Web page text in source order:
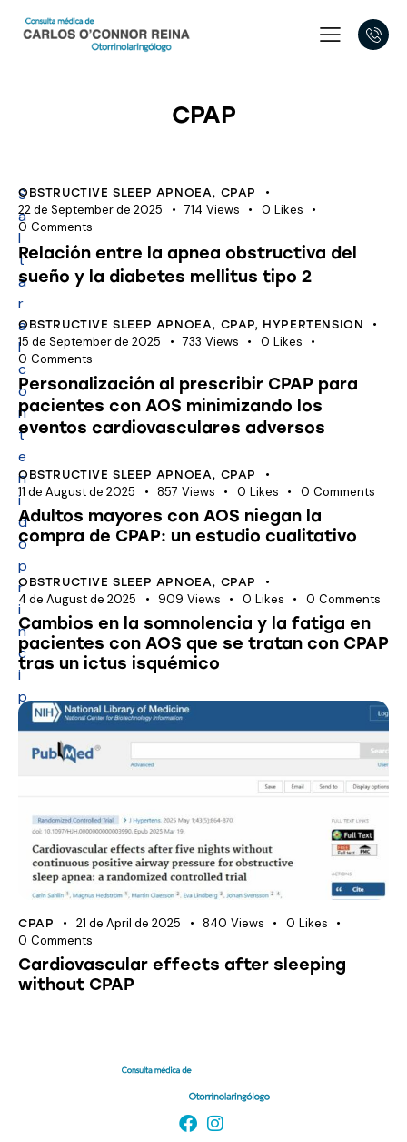
CPAP
S
a
l
t
a
r
a
l
c
o
n
t
e
n
i
d
o
p
r
i
n
c
i
p
a
OBSTRUCTIVE SLEEP APNOEA, CPAP
22 de September de 2025 714 Views 0 Likes
0 Comments
Relación entre la apnea obstructiva del
sueño y la diabetes mellitus tipo 2
OBSTRUCTIVE SLEEP APNOEA, CPAP, HYPERTENSION
15 de September de 2025 733 Views 0 Likes
0 Comments
Personalización al prescribir CPAP para
pacientes con AOS minimizando los
eventos cardiovasculares adversos
OBSTRUCTIVE SLEEP APNOEA, CPAP
11 de August de 2025 857 Views 0 Likes 0 Comments
Adultos mayores con AOS niegan la
compra de CPAP: un estudio cualitativo
OBSTRUCTIVE SLEEP APNOEA, CPAP
4 de August de 2025 909 Views 0 Likes 0 Comments
Cambios en la somnolencia y la fatiga en
pacientes con AOS que se tratan con CPAP
tras un ictus isquémico
CPAP 21 de April de 2025 840 Views 0 Likes
0 Comments
Cardiovascular effects after sleeping
without CPAP